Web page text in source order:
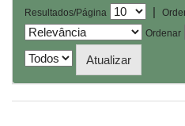
Resultados/Página |
Ordenar